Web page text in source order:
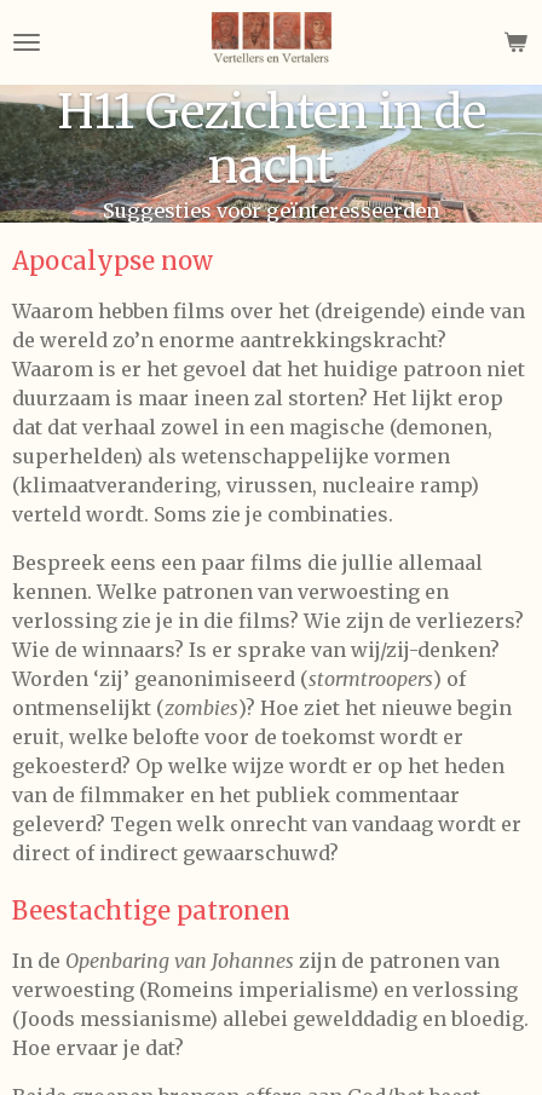
direct
naar
de
hoofdinhoud
H11 Gezichten in de
nacht
Suggesties voor geïnteresseerden
Apocalypse now
Waarom hebben films over het (dreigende) einde van
de wereld zo’n enorme aantrekkingskracht?
Waarom is er het gevoel dat het huidige patroon niet
duurzaam is maar ineen zal storten? Het lijkt erop
dat dat verhaal zowel in een magische (demonen,
superhelden) als wetenschappelijke vormen
(klimaatverandering, virussen, nucleaire ramp)
verteld wordt. Soms zie je combinaties.
Bespreek eens een paar films die jullie allemaal
kennen. Welke patronen van verwoesting en
verlossing zie je in die films? Wie zijn de verliezers?
Wie de winnaars? Is er sprake van wij/zij-denken?
Worden ‘zij’ geanonimiseerd (stormtroopers) of
ontmenselijkt (zombies)? Hoe ziet het nieuwe begin
eruit, welke belofte voor de toekomst wordt er
gekoesterd? Op welke wijze wordt er op het heden
van de filmmaker en het publiek commentaar
geleverd? Tegen welk onrecht van vandaag wordt er
direct of indirect gewaarschuwd?
Beestachtige patronen
In de Openbaring van Johannes zijn de patronen van
verwoesting (Romeins imperialisme) en verlossing
(Joods messianisme) allebei gewelddadig en bloedig.
Hoe ervaar je dat?